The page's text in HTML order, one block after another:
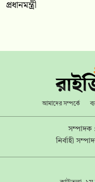
প্রধানমন্ত্রী
আমাদের সম্পর্কে
সম্পাদক
নির্বাহী